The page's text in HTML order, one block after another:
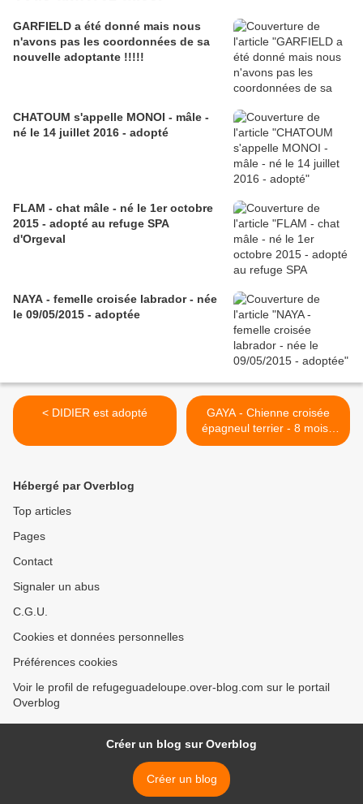
GARFIELD a été donné mais nous
n'avons pas les coordonnées de sa
nouvelle adoptante !!!!!
CHATOUM s'appelle MONOI - mâle -
né le 14 juillet 2016 - adopté
FLAM - chat mâle - né le 1er octobre
2015 - adopté au refuge SPA
d'Orgeval
NAYA - femelle croisée labrador - née
le 09/05/2015 - adoptée
< DIDIER est adopté
GAYA - Chienne croisée
épagneul terrier - 8 mois -
adoptée >
Hébergé par Overblog
Top articles
Pages
Contact
Signaler un abus
C.G.U.
Cookies et données personnelles
Préférences cookies
Voir le profil de refugeguadeloupe.over-blog.com sur le portail
Overblog
Créer un blog sur Overblog
Créer un blog